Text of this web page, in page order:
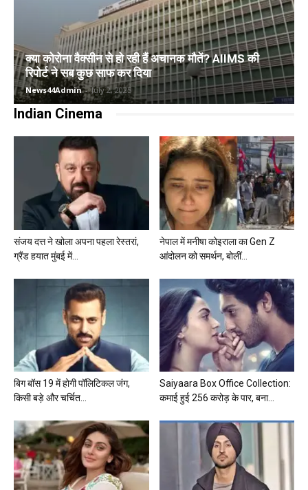
क्या कोरोना वैक्सीन से हो रही हैं अचानक मौतें? AIIMS की
रिपोर्ट ने सब कुछ साफ कर दिया
News44Admin - July 2, 2025
Indian Cinema
संजय दत्त ने खोला अपना पहला रेस्तरां,
ग्रैंड हयात मुंबई में...
नेपाल में मनीषा कोइराला का Gen Z
आंदोलन को समर्थन, बोलीं...
बिग बॉस 19 में होगी पॉलिटिकल जंग,
किसी बड़े और चर्चित...
Saiyaara Box Office Collection:
कमाई हुई 256 करोड़ के पार, बना...